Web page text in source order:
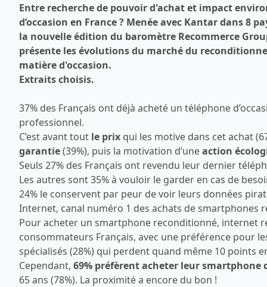
Entre recherche de pouvoir d'achat et impact
d’occasion en France ? Menée avec Kantar dans 8
la nouvelle édition du baromètre Recommerce
présente les évolutions du marché du
matière d'occasion.
Extraits choisis.
37% des Français ont déjà acheté un téléphone
professionnel.
C’est avant tout le prix qui les motive dans cet achat
garantie(39%), puis la motivation d’uneaction
Seuls 27% des Français ont revendu leur dernier
Les autres sont 35% à vouloir le garder en cas de
24% le conservent par peur de voir leurs données
Internet, canal numéro 1 des achats de smartphones
Pour acheter un smartphone reconditionné, internet
consommateurs Français, avec une préférence pour
spécialisés (28%) qui perdent quand même 10 points
Cependant, 69% préfèrent acheter leur smartphone
65 ans (78%). La proximité a encore du bon !